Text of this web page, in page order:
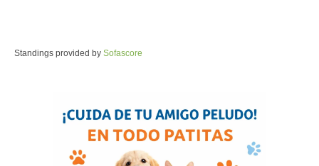
Standings provided by Sofascore